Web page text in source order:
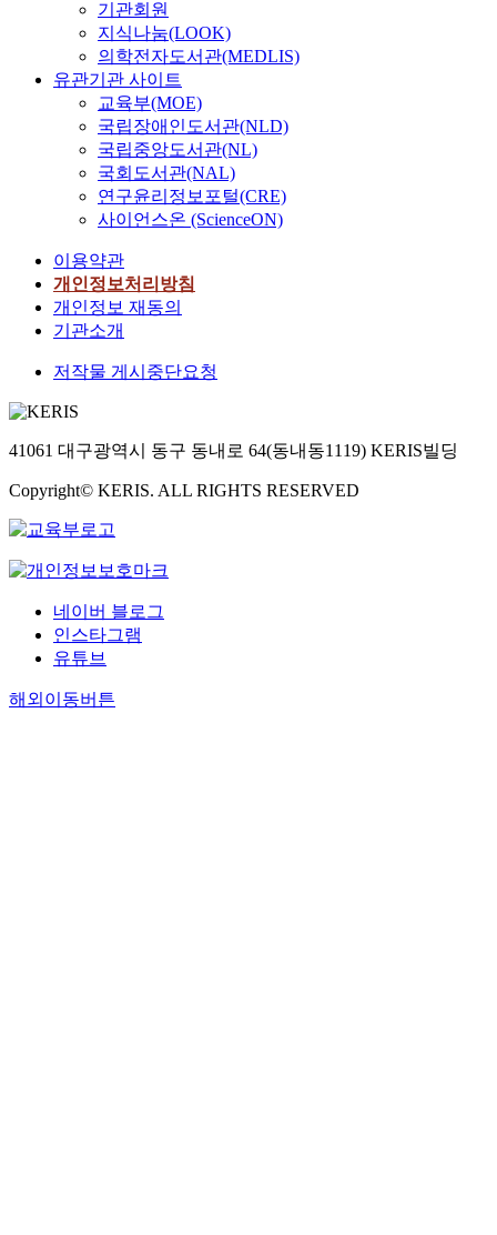
기관회원
지식나눔(LOOK)
의학전자도서관(MEDLIS)
유관기관 사이트
교육부(MOE)
국립장애인도서관(NLD)
국립중앙도서관(NL)
국회도서관(NAL)
연구윤리정보포털(CRE)
사이언스온 (ScienceON)
이용약관
개인정보처리방침
개인정보 재동의
기관소개
저작물 게시중단요청
41061 대구광역시 동구 동내로 64(동내동1119) KERIS빌딩
Copyright© KERIS. ALL RIGHTS RESERVED
네이버 블로그
인스타그램
유튜브
해외이동버튼